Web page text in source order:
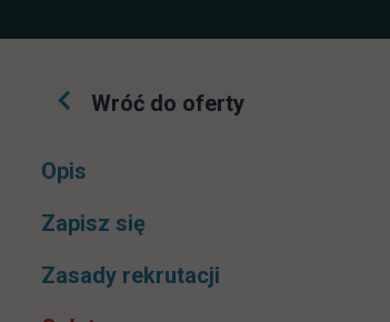
Wróć do oferty
Pomiń
Opis
Zapisz się
Zasady rekrutacji